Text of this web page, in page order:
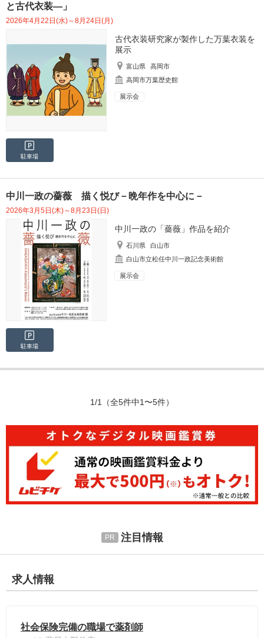
と古代衣装―」
2026年4月22日(水)～8月24日(月)
古代衣装研究家が製作した万葉衣装を
展示
富山県
高岡市
高岡市万葉歴史館
展示会
駐車場
中川一政の薔薇 描く悦び－晩年作を中心に－
2026年3月5日(木)～8月23日(日)
中川一政の「薔薇」作品を紹介
石川県
白山市
白山市立松任中川一政記念美術館
展示会
駐車場
1/1 （全5件中1〜5件）
注目情報
求人情報
社会保険完備の職場で薬剤師